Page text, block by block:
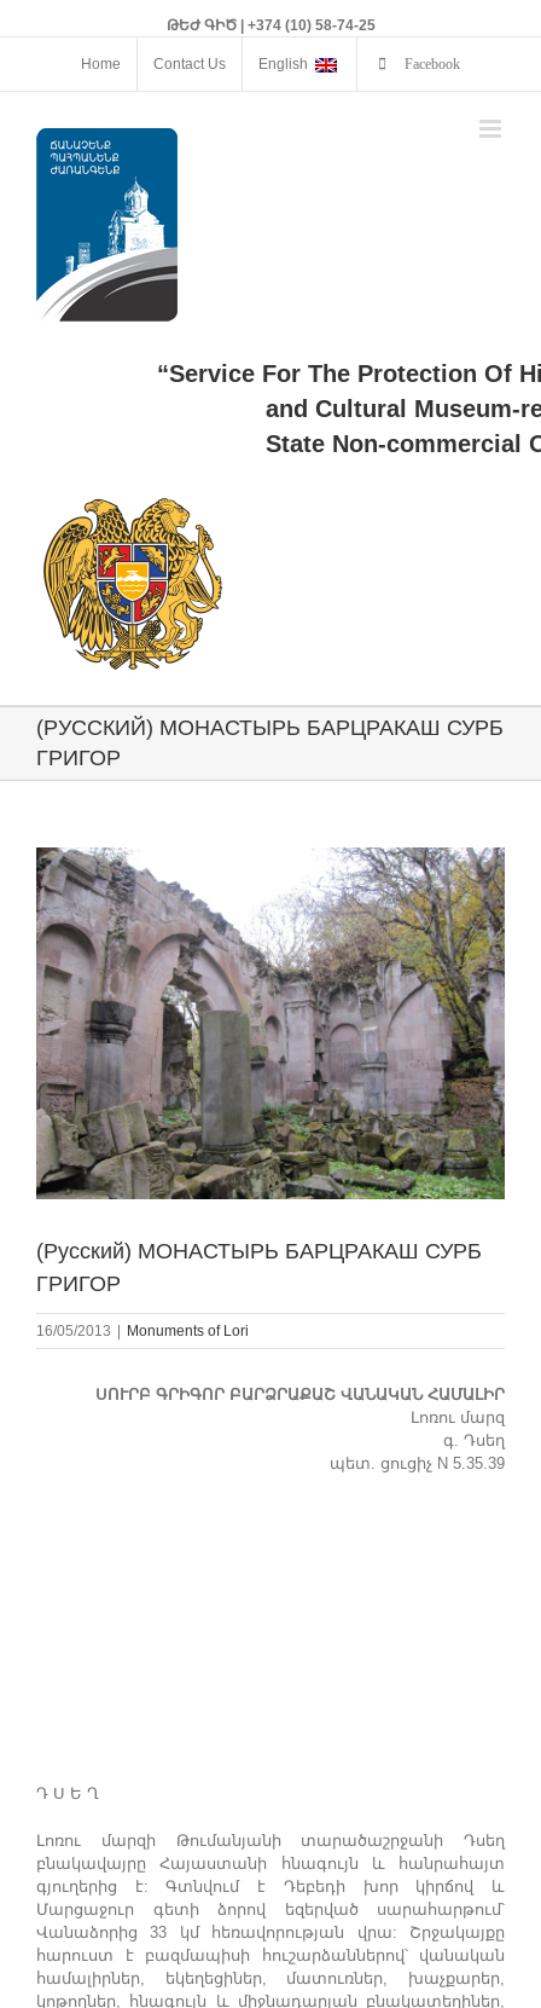
ԹԵԺ ԳԻԾ | +374 (10) 58-74-25
Home Contact Us English Facebook
“Service For The Protection Of
and Cultural Museum-
State Non-commercial
(РУССКИЙ) МОНАСТЫРЬ БАРЦРАКАШ СУРБ
ГРИГОР
View
Larger
Image
(Русский) МОНАСТЫРЬ БАРЦРАКАШ СУРБ
ГРИГОР
16/05/2013 Monuments of Lori
ՍՈՒՐԲ ԳՐԻԳՈՐ ԲԱՐՁՐԱՔԱՇ ՎԱՆԱԿԱՆ ՀԱՄԱԼԻՐ
Լոռու մարզ
գ. Դսեղ
պետ. ցուցիչ N 5.35.39
Դ Ս Ե Ղ
Լոռու մարզի Թումանյանի տարածաշրջանի Դսեղ
բնակավայրը Հայաստանի հնագույն և հանրահայտ
գյուղերից է: Գտնվում է Դեբեդի խոր կիրճով և
Մարցաջուր գետի ձորով եզերված սարահարթում՝
Վանաձորից 33 կմ հեռավորության վրա: Շրջակայքը
հարուստ է բազմապիսի հուշարձաններով՝ վանական
համալիրներ, եկեղեցիներ, մատուռներ, խաչքարեր,
կոթողներ, հնագույն և միջնադարյան բնակատեղիներ,